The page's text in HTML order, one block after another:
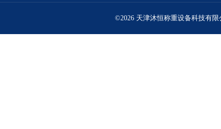
©2026 天津沐恒称重设备科技有